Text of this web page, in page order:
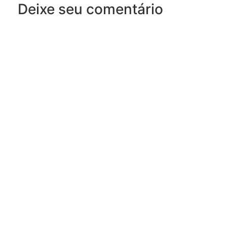
Deixe seu comentário